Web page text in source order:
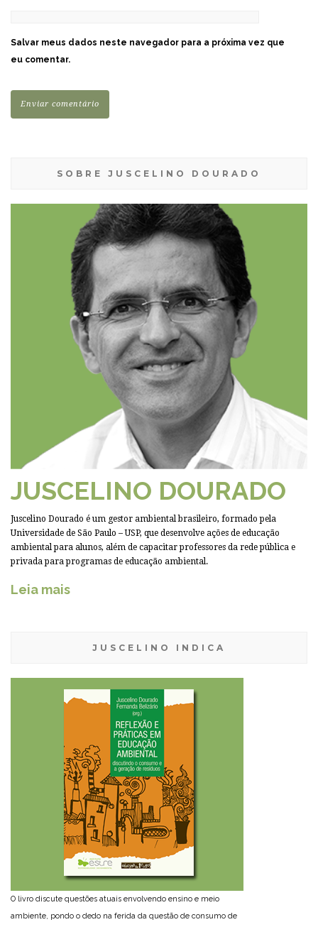
Salvar meus dados neste navegador para a próxima vez que
eu comentar.
SOBRE JUSCELINO DOURADO
JUSCELINO DOURADO
Juscelino Dourado é um gestor ambiental brasileiro, formado pela
Universidade de São Paulo – USP, que desenvolve ações de educação
ambiental para alunos, além de capacitar professores da rede pública e
privada para programas de educação ambiental.
Leia mais
JUSCELINO INDICA
O livro discute questões atuais envolvendo ensino e meio
ambiente, pondo o dedo na ferida da questão de consumo de